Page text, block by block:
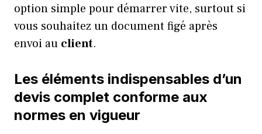
option simple pour démarrer vite, surtout si
vous souhaitez un document figé après
envoi au client.
Les éléments indispensables d’un
devis complet conforme aux
normes en vigueur